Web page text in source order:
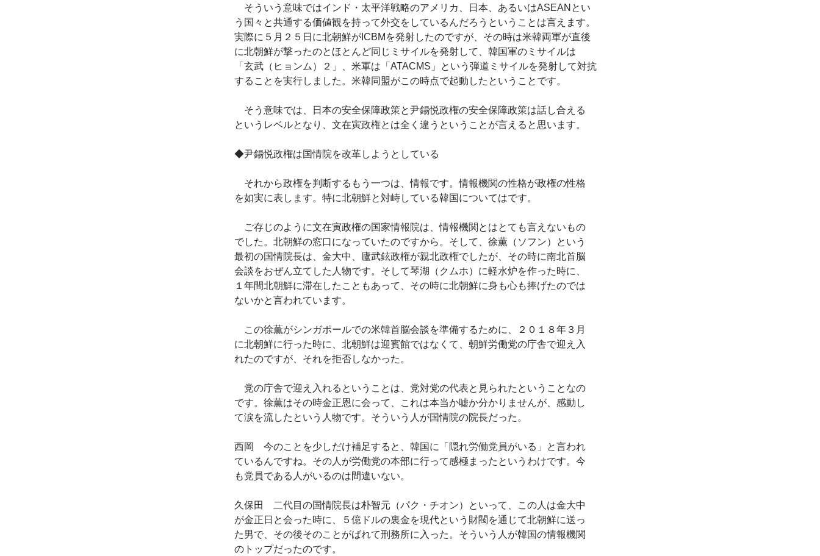
そういう意味ではインド・太平洋戦略のアメリカ、日本、あるいはASEANとい
う国々と共通する価値観を持って外交をしているんだろうということは言えます。
実際に５月２５日に北朝鮮がICBMを発射したのですが、その時は米韓両軍が直後
に北朝鮮が撃ったのとほとんど同じミサイルを発射して、韓国軍のミサイルは
「玄武（ヒョンム）２」、米軍は「ATACMS」という弾道ミサイルを発射して対抗
することを実行しました。米韓同盟がこの時点で起動したということです。
そう意味では、日本の安全保障政策と尹錫悦政権の安全保障政策は話し合える
というレベルとなり、文在寅政権とは全く違うということが言えると思います。
◆尹錫悦政権は国情院を改革しようとしている
それから政権を判断するもう一つは、情報です。情報機関の性格が政権の性格
を如実に表します。特に北朝鮮と対峙している韓国についてはです。
ご存じのように文在寅政権の国家情報院は、情報機関とはとても言えないもの
でした。北朝鮮の窓口になっていたのですから。そして、徐薫（ソフン）という
最初の国情院長は、金大中、廬武鉉政権が親北政権でしたが、その時に南北首脳
会談をおぜん立てした人物です。そして琴湖（クムホ）に軽水炉を作った時に、
１年間北朝鮮に滞在したこともあって、その時に北朝鮮に身も心も捧げたのでは
ないかと言われています。
この徐薫がシンガポールでの米韓首脳会談を準備するために、２０１８年３月
に北朝鮮に行った時に、北朝鮮は迎賓館ではなくて、朝鮮労働党の庁舎で迎え入
れたのですが、それを拒否しなかった。
党の庁舎で迎え入れるということは、党対党の代表と見られたということなの
です。徐薫はその時金正恩に会って、これは本当か嘘か分かりませんが、感動し
て涙を流したという人物です。そういう人が国情院の院長だった。
西岡 今のことを少しだけ補足すると、韓国に「隠れ労働党員がいる」と言われ
ているんですね。その人が労働党の本部に行って感極まったというわけです。今
も党員である人がいるのは間違いない。
久保田 二代目の国情院長は朴智元（パク・チオン）といって、この人は金大中
が金正日と会った時に、５億ドルの裏金を現代という財閥を通じて北朝鮮に送っ
た男で、その後そのことがばれて刑務所に入った。そういう人が韓国の情報機関
のトップだったのです。